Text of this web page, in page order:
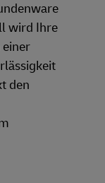
wird Ihre
den